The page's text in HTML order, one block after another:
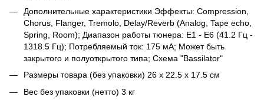
Дополнительные характеристики Эффекты: Compression,
Chorus, Flanger, Tremolo, Delay/Reverb (Analog, Tape echo,
Spring, Room); Диапазон работы тюнера: E1 - E6 (41.2 Гц -
1318.5 Гц); Потребляемый ток: 175 мА; Может быть
закрытого и полуоткрытого типа; Схема "Bassilator"
Размеры товара (без упаковки) 26 x 22.5 x 17.5 см
Вес без упаковки (нетто) 3 кг